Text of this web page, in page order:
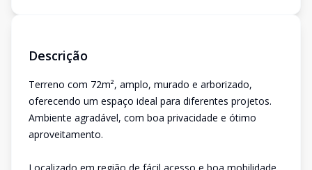
Descrição
Terreno com 72m², amplo, murado e arborizado,
oferecendo um espaço ideal para diferentes projetos.
Ambiente agradável, com boa privacidade e ótimo
aproveitamento.